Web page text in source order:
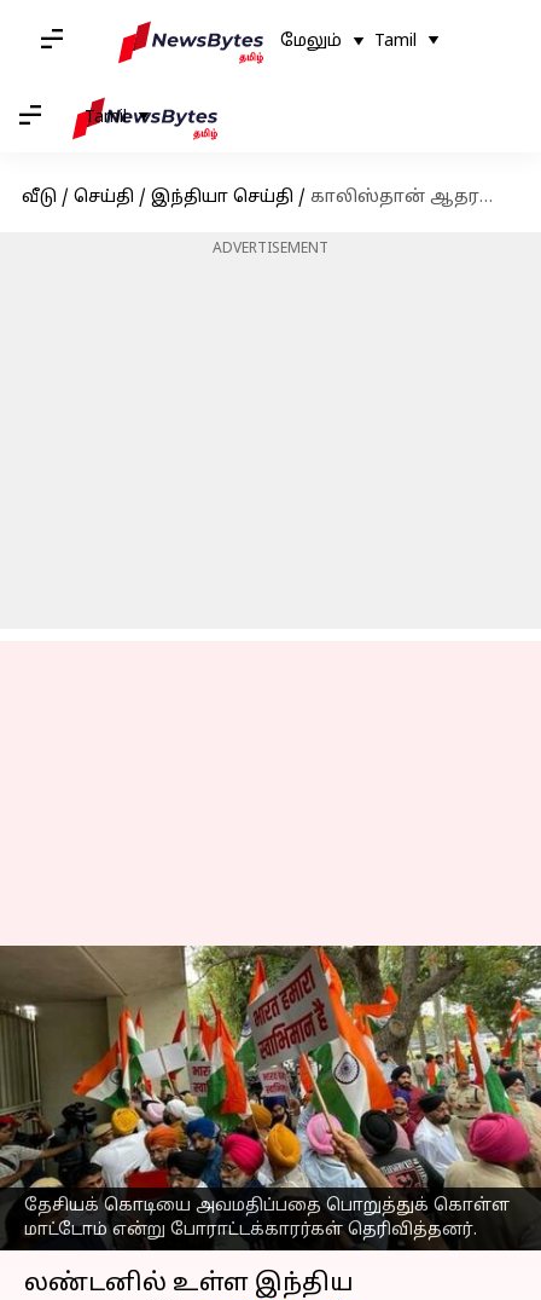
மேலும் Tamil
Tamil
வீடு / செய்தி / இந்தியா செய்தி / காலிஸ்தான் ஆதரவாளர்கள் தேசிய கொடியை அவமதித்ததற்கு எதிராக சீக்கியர்கள் போராட்டம்
ADVERTISEMENT
தேசியக் கொடியை அவமதிப்பதை பொறுத்துக் கொள்ள
மாட்டோம் என்று போராட்டக்காரர்கள் தெரிவித்தனர்.
காலிஸ்தான்
ஆதரவாளர்கள் தேசிய
கொடியை
அவமதித்ததற்கு எதிராக
சீக்கியர்கள் போராட்டம்
எழுதியவர் Sindhuja SM Mar 20, 2023 06:29 pm
செய்தி முன்னோட்டம்
லண்டனில் உள்ள இந்திய